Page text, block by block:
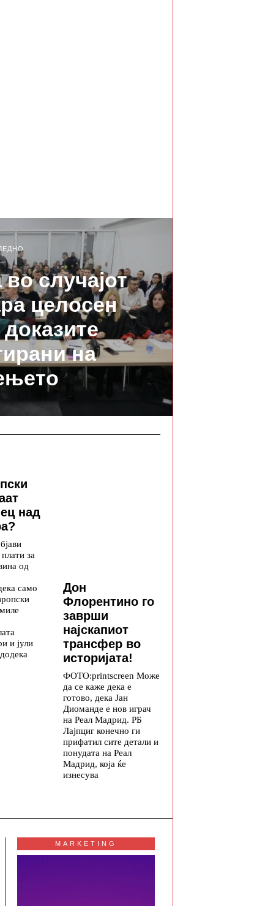
случајот
целосен
на
над
за
од
само
и јули
Дон
Флорентино го
заврши
најскапиот
трансфер во
историјата!
ФОТО:printscreen Може
да се каже дека е
готово, дека Јан
Диоманде е нов играч
на Реал Мадрид. РБ
Лајпциг конечно ги
прифатил сите детали и
понудата на Реал
Мадрид, која ќе
изнесува
MARKETING